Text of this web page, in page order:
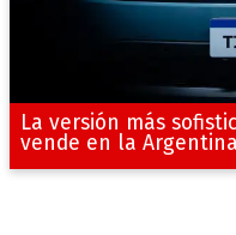
La versión más
vende en la Argentina